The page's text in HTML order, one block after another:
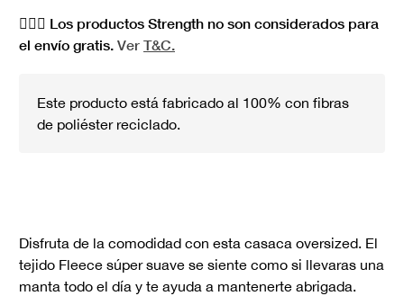
🏋🏻‍♀️ Los productos Strength no son considerados para
el envío gratis. Ver T&C.
Este producto está fabricado al 100% con fibras
de poliéster reciclado.
Disfruta de la comodidad con esta casaca oversized. El
tejido Fleece súper suave se siente como si llevaras una
manta todo el día y te ayuda a mantenerte abrigada.